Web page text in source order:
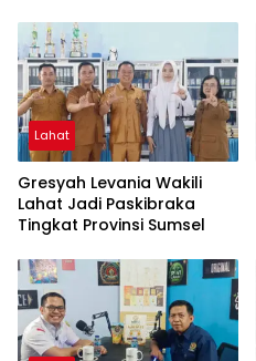
Lahat
Gresyah Levania Wakili
Lahat Jadi Paskibraka
Tingkat Provinsi Sumsel